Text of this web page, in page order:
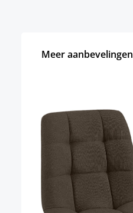
Meer aanbevelingen